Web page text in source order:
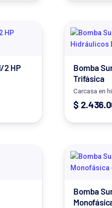
2 HP
Bomba
Trifásica
Carcasa en
$
Bomba